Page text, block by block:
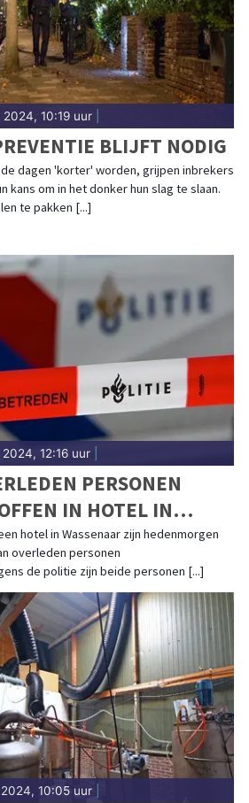
10:19 uur|
BLIJFT NODIG
de dagen 'korter' worden, grijpen inbrekers
kans om in het donker hun slag te slaan.
te pakken [...]
12:16 uur|
PERSONEN
IN HOTEL IN
een hotel in Wassenaar zijn hedenmorgen
overleden personen
de politie zijn beide personen [...]
10:05 uur|